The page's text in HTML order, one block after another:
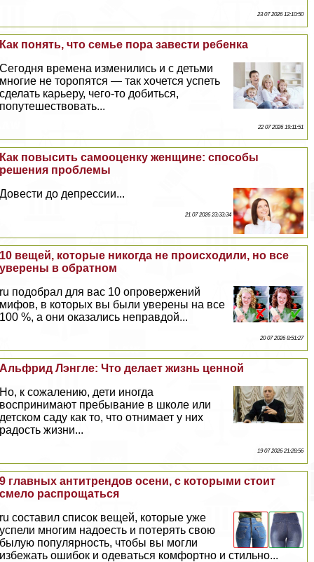
23 07 2026 12:10:50
Как понять, что семье пора завести ребенка
Сегодня времена изменились и с детьми
многие не торопятся — так хочется успеть
сделать карьеру, чего-то добиться,
попутешествовать...
22 07 2026 19:11:51
Как повысить самооценку женщине: способы
решения проблемы
Довести до депрессии...
21 07 2026 23:33:34
10 вещей, которые никогда не происходили, но все
уверены в обратном
ru подобрал для вас 10 опровержений
мифов, в которых вы были уверены на все
100 %, а они оказались неправдой...
20 07 2026 8:51:27
Альфрид Лэнгле: Что делает жизнь ценной
Но, к сожалению, дети иногда
воспринимают пребывание в школе или
детском саду как то, что отнимает у них
радость жизни...
19 07 2026 21:28:56
9 главных антитрендов осени, с которыми стоит
смело распрощаться
ru составил список вещей, которые уже
успели многим надоесть и потерять свою
былую популярность, чтобы вы могли
избежать ошибок и одеваться комфортно и стильно...